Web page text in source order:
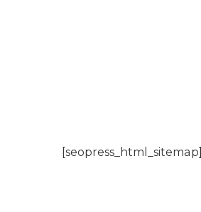
[seopress_html_sitemap]